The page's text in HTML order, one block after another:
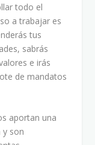
todo el
a trabajar es
tus
sabrás
e irás
de mandatos
aportan una
son